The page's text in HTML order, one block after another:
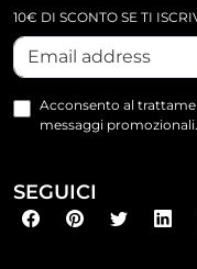
10€ DI SCONTO SE TI
Acconsento al
messaggi
SEGUICI